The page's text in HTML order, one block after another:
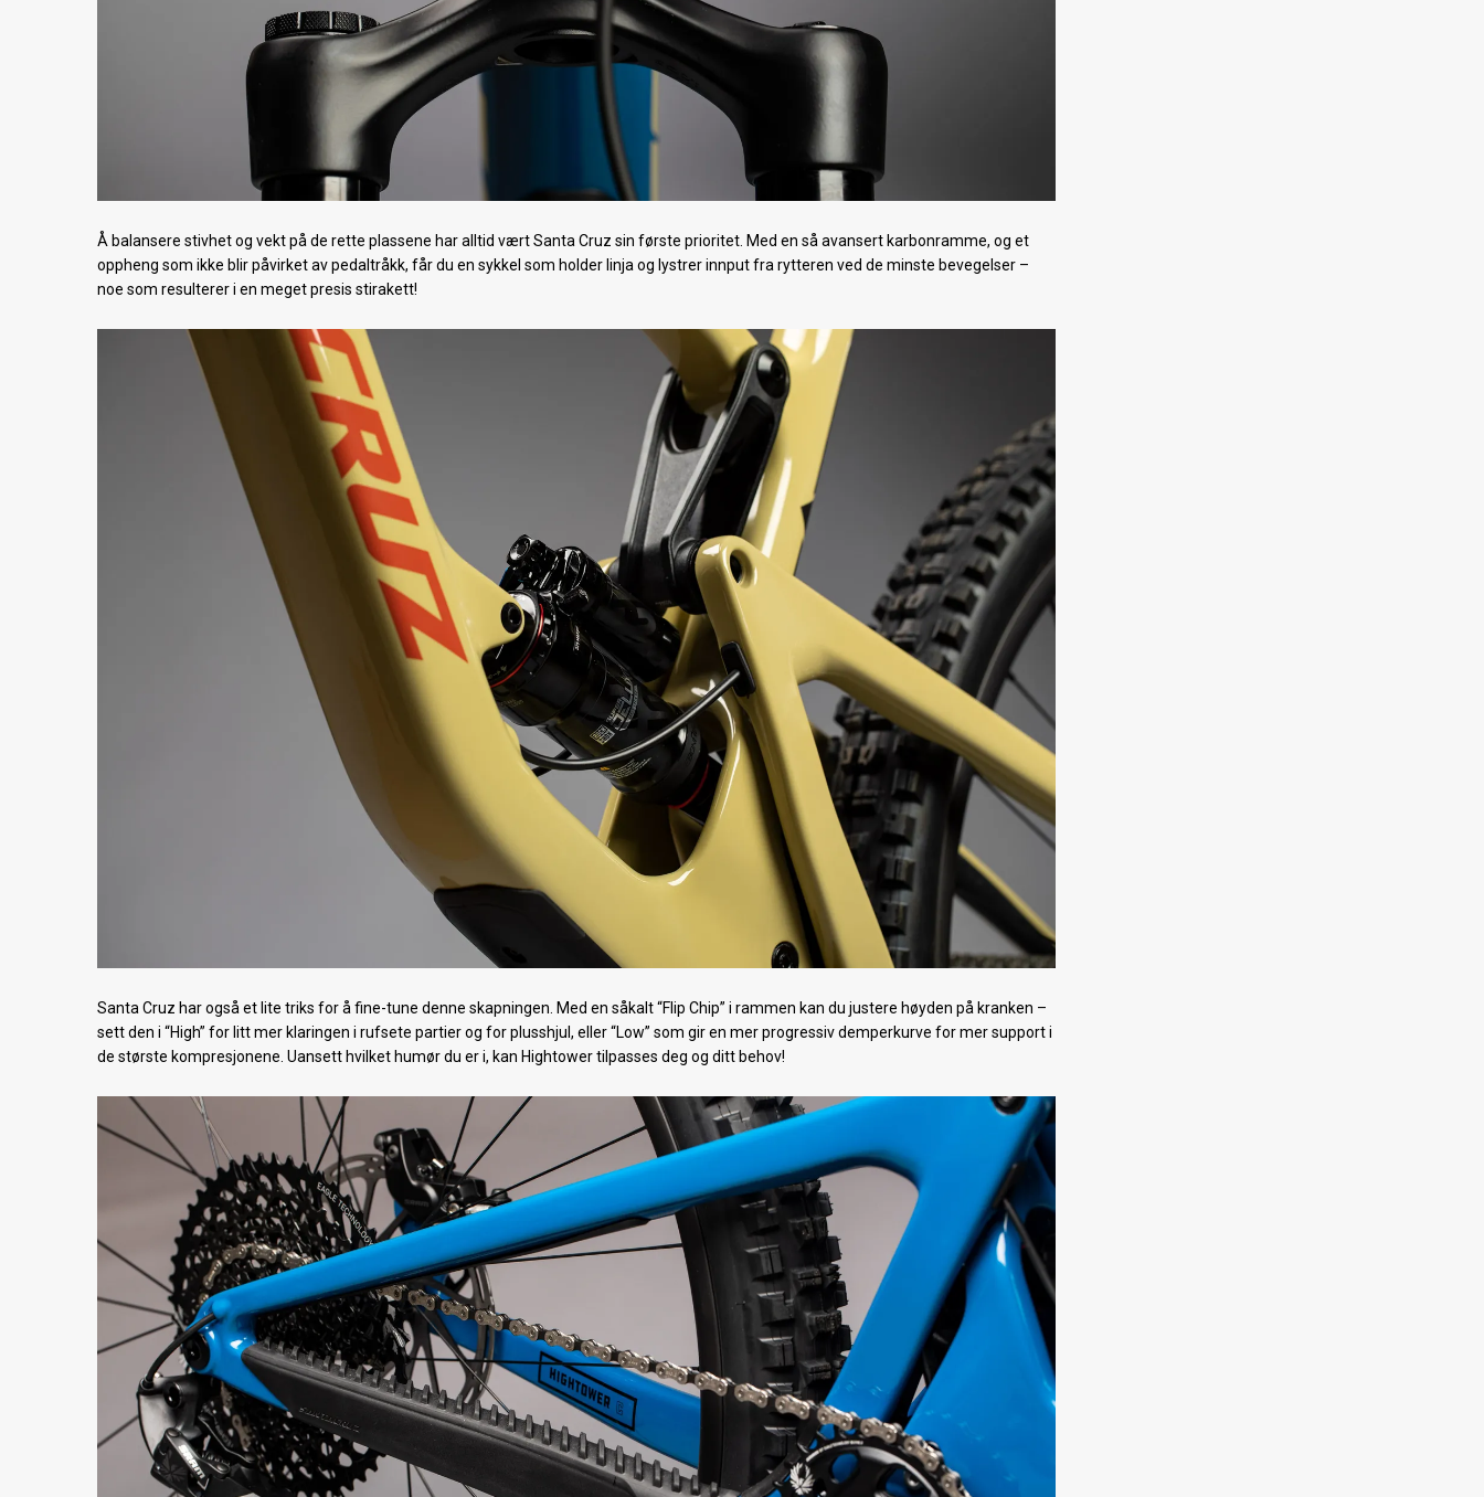
Å balansere stivhet og vekt på de rette plassene har alltid vært Santa Cruz sin første prioritet. Med en så avansert karbonramme, og et
oppheng som ikke blir påvirket av pedaltråkk, får du en sykkel som holder linja og lystrer innput fra rytteren ved de minste bevegelser –
noe som resulterer i en meget presis stirakett!
Santa Cruz har også et lite triks for å fine-tune denne skapningen. Med en såkalt “Flip Chip” i rammen kan du justere høyden på kranken –
sett den i “High” for litt mer klaringen i rufsete partier og for plusshjul, eller “Low” som gir en mer progressiv demperkurve for mer support i
de største kompresjonene. Uansett hvilket humør du er i, kan Hightower tilpasses deg og ditt behov!